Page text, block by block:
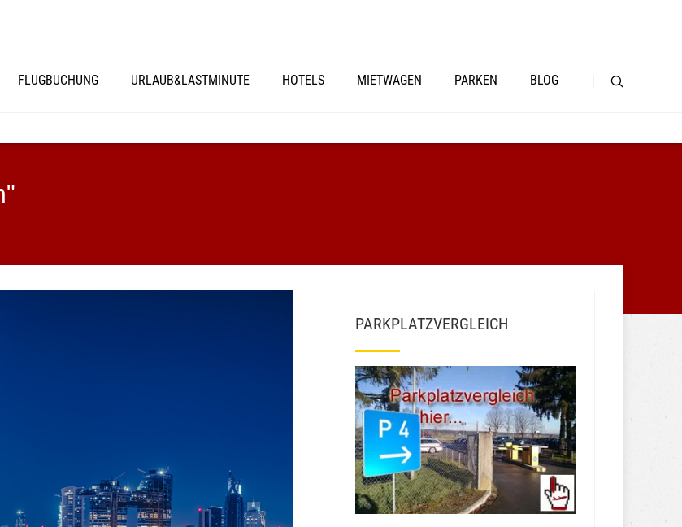
FLUGBUCHUNG URLAUB&LASTMINUTE HOTELS MIETWAGEN PARKEN BLOG
PARKPLATZVERGLEICH